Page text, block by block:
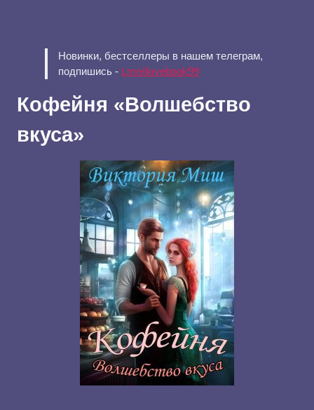
Новинки, бестселлеры в нашем телеграм,
подпишись - t.me/ilovebook99
Кофейня «Волшебство
вкуса»